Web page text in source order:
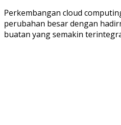
Perkembangan cloud
perubahan besar dengan
buatan yang semakin